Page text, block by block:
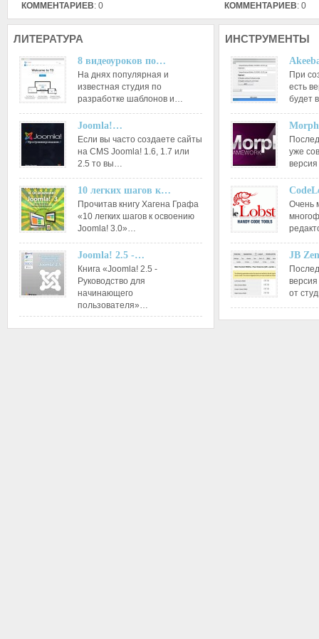
КОММЕНТАРИЕВ: 0
КОММЕНТАРИЕВ: 0
ЛИТЕРАТУРА
8 видеоуроков по…
На днях популярная и
известная студия по
разработке шаблонов и…
Joomla!…
Если вы часто создаете сайты
на CMS Joomla! 1.6, 1.7 или
2.5 то вы…
10 легких шагов к…
Прочитав книгу Хагена Графа
«10 легких шагов к освоению
Joomla! 3.0»…
Joomla! 2.5 -…
Книга «Joomla! 2.5 -
Руководство для
начинающего
пользователя»…
ИНСТРУМЕНТЫ
При
есть
будет
уже
Очень
JB
от